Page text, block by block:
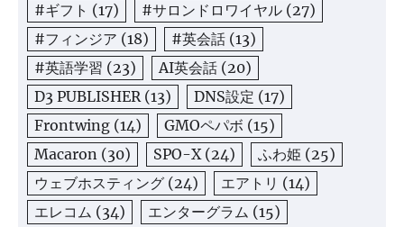
#ギフト (17) #サロンドロワイヤル (27)
#フィンジア (18) #英会話 (13)
#英語学習 (23) AI英会話 (20)
D3 PUBLISHER(13) DNS設定 (17)
Frontwing (14) GMOペパボ (15)
Macaron (30) SPO-X(24) ふわ姫 (25)
ウェブホスティング (24) エアトリ (14)
エレコム (34) エンターグラム (15)